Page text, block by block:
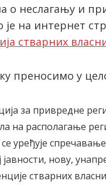
о неслагању и
је на интернет
стварних
преносимо у
за привредне
на располагање
се уређује
јавности, нову,
стварних